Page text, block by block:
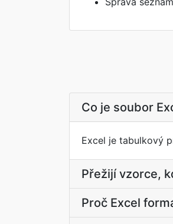
Co je soubor
Excel je tabulkový
Přežijí vzorce,
Proč Excel